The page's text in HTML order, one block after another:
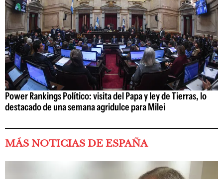
Power Rankings Político: visita del Papa y ley de Tierras, lo
destacado de una semana agridulce para Milei
MÁS NOTICIAS DE ESPAÑA